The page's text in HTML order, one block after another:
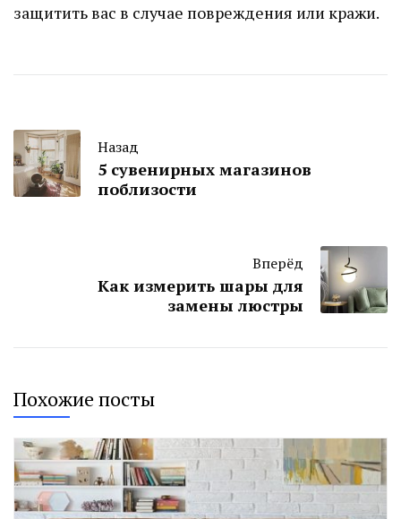
защитить вас в случае повреждения или кражи.
Назад
5 сувенирных магазинов
поблизости
Вперёд
Как измерить шары для
замены люстры
Похожие посты